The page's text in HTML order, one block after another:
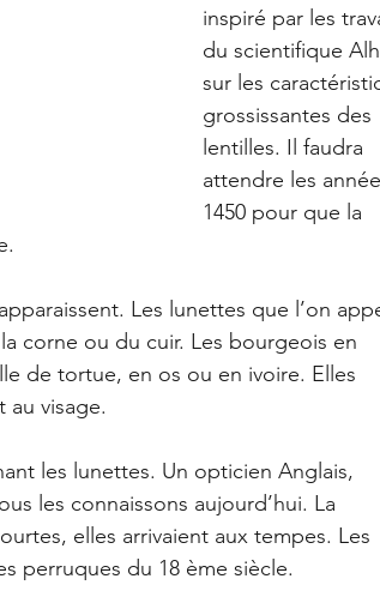
inspiré par les
du scientifique
sur les
grossissantes des
lentilles. Il faudra
attendre les
1450 pour que la
Les lunettes que l’on
corne ou du cuir. Les bourgeois en
de tortue, en os ou en ivoire. Elles
au visage.
les lunettes. Un opticien Anglais,
les connaissons aujourd’hui. La
elles arrivaient aux tempes. Les
perruques du 18 ème siècle.